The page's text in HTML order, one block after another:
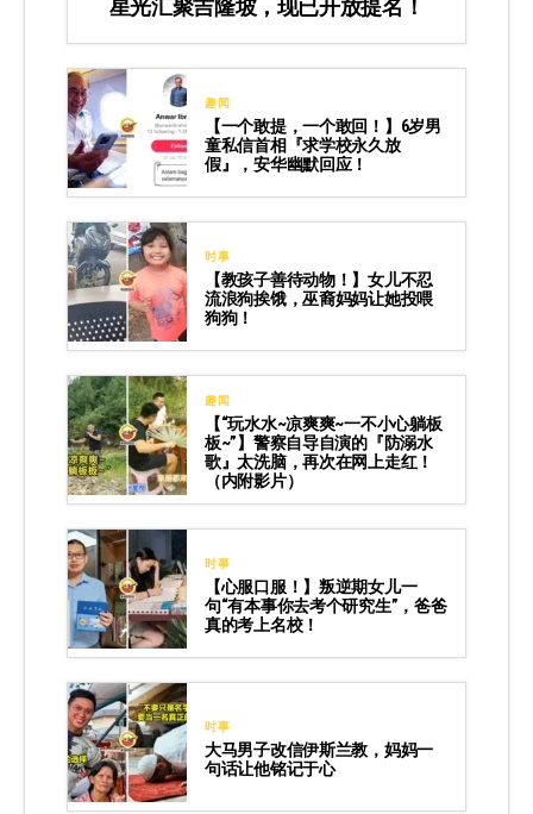
星光汇聚吉隆坡，现已开放提名！
趣闻
【一个敢提，一个敢回！】6岁男
童私信首相『求学校永久放
假』，安华幽默回应！
时事
【教孩子善待动物！】女儿不忍
流浪狗挨饿，巫裔妈妈让她投喂
狗狗！
趣闻
【“玩水水~凉爽爽~一不小心躺板
板~”】警察自导自演的『防溺水
歌』太洗脑，再次在网上走红！
（内附影片）
时事
【心服口服！】叛逆期女儿一
句“有本事你去考个研究生”，爸爸
真的考上名校！
时事
大马男子改信伊斯兰教，妈妈一
句话让他铭记于心